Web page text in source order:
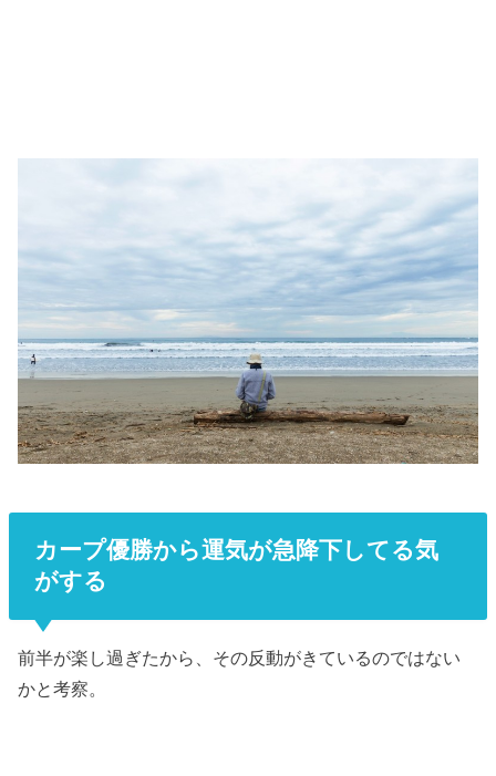
カープ優勝から運気が急降下してる気
がする
前半が楽し過ぎたから、その反動がきているのではない
かと考察。